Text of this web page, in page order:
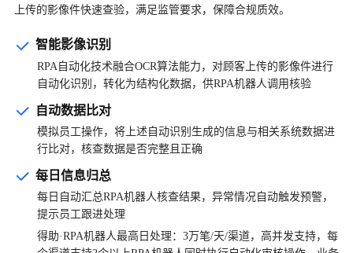
上传的影像件快速查验，满足监管要求，保障合规质效。
智能影像识别
RPA自动化技术融合OCR算法能力，对顾客上传的影像件进行
自动化识别，转化为结构化数据，供RPA机器人调用核验
自动数据比对
模拟员工操作，将上述自动识别生成的信息与相关系统数据进
行比对，核查数据是否完整且正确
每日信息归总
每日自动汇总RPA机器人核查结果，异常情况自动触发预警，
提示员工跟进处理
得助·RPA机器人最高日处理：3万笔/天/渠道，高并发支持，每